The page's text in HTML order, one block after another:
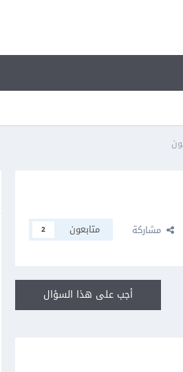
مشاركة متابعون 2
أجب على هذا السؤال